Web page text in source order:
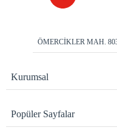
ÖMERCİKLER MAH.
Kurumsal
Popüler Sayfalar